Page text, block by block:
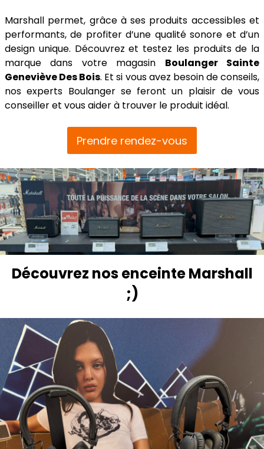
Marshall permet, grâce à ses produits accessibles et
performants, de profiter d’une qualité sonore et d’un
design unique. Découvrez et testez les produits de la
marque dans votre magasin Boulanger Sainte
Geneviève Des Bois. Et si vous avez besoin de conseils,
nos experts Boulanger se feront un plaisir de vous
conseiller et vous aider à trouver le produit idéal.
Prendre rendez-vous
Découvrez nos enceinte Marshall
;)